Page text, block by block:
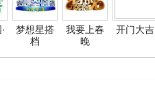
梦想星搭
档
我要上春
晚
开门大吉